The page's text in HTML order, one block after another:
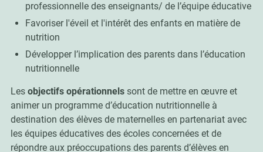
professionnelle des enseignants/ de l’équipe éducative
Favoriser l'éveil et l'intérêt des enfants en matière de
nutrition
Développer l’implication des parents dans l’éducation
nutritionnelle
Les objectifs opérationnelssont de mettre en œuvre et
animer un programme d’éducation nutritionnelle à
destination des élèves de maternelles en partenariat avec
les équipes éducatives des écoles concernées et de
répondre aux préoccupations des parents d’élèves en